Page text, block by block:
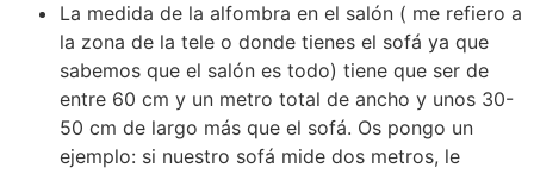
La medida de la alfombra en el salón ( me refiero a
la zona de la tele o donde tienes el sofá ya que
sabemos que el salón es todo) tiene que ser de
entre 60 cm y un metro total de ancho y unos 30-
50 cm de largo más que el sofá. Os pongo un
ejemplo: si nuestro sofá mide dos metros, le